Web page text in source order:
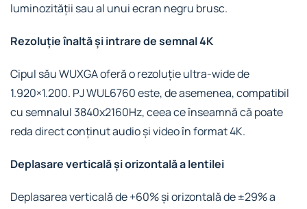
luminozității sau al unui ecran negru brusc.
Rezoluție înaltă și intrare de semnal 4K
Cipul său WUXGA oferă o rezoluție ultra-wide de
1.920×1.200. PJ WUL6760 este, de asemenea, compatibil
cu semnalul 3840x2160Hz, ceea ce înseamnă că poate
reda direct conținut audio și video în format 4K.
Deplasare verticală și orizontală a lentilei
Deplasarea verticală de +60% și orizontală de ±29% a